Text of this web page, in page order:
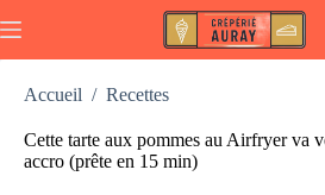
au
Accueil / Recettes
Cette tarte aux pommes au Airfryer va
accro (prête en 15 min)